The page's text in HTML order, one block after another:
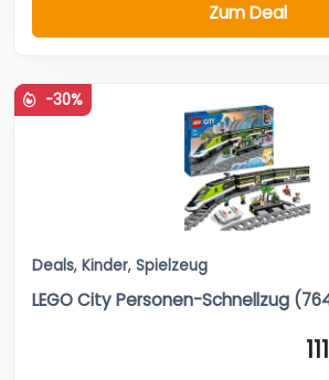
Zum Deal
-30%
Deals, Kinder, Spielzeug
LEGO City Personen-Schnellzug